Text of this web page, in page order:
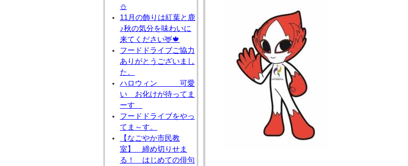
⛄
11月の飾りは紅葉と鹿
♪秋の気分を味わいに
来てください🦌🍁
フードドライブご協力
ありがとうございまし
た。
ハロウィン 可愛
い お化けが待ってま
ーす
フードドライブをやっ
てま～す。
【なごやか市民教
室】 締め切りせま
る！ はじめての俳句